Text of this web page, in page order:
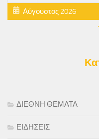
Αύγουστος 2026
ΔΙΕΘΝΗ ΘΕΜΑΤΑ
ΕΙΔΗΣΕΙΣ